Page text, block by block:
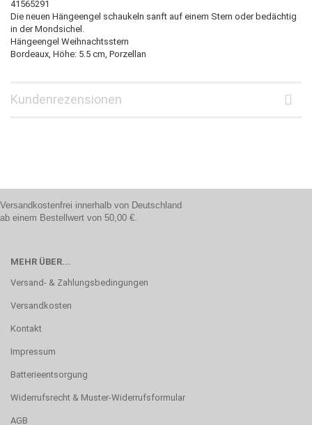
41565291
Die neuen Hängeengel schaukeln sanft auf einem Stern oder bedächtig
in der Mondsichel.
Hängeengel Weihnachtsstern
Bordeaux, Höhe: 5.5 cm, Porzellan
Kundenrezensionen
Versandkostenfrei innerhalb von Deutschland
ab einem Bestellwert von 50,00 €.
MEHR ÜBER...
Versand- & Zahlungsbedingungen
Versandkosten
Kontakt
Impressum
Batterieentsorgung
Widerrufsrecht & Muster-Widerrufsformular
AGB